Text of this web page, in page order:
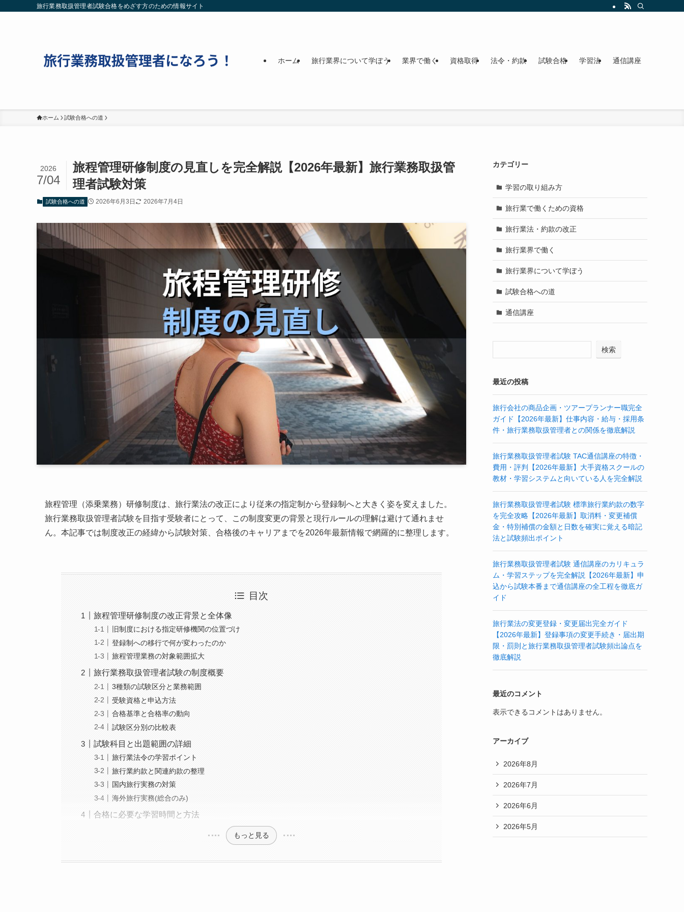
旅行業務取扱管理者試験合格をめざす方のための情報サイト
ホーム 旅行業界について学ぼう 業界で働く 資格取得 法令・約款 試験合格 学習法 通信講座
ホーム 試験合格への道
旅程管理研修制度の見直しを完全解説【2026年最新】旅行業務取扱管
理者試験対策
2026
7/04
試験合格への道 2026年6月3日 2026年7月4日
旅程管理（添乗業務）研修制度は、旅行業法の改正により従来の指定制から登録制へと大きく姿を変えました。
旅行業務取扱管理者試験を目指す受験者にとって、この制度変更の背景と現行ルールの理解は避けて通れませ
ん。本記事では制度改正の経緯から試験対策、合格後のキャリアまでを2026年最新情報で網羅的に整理します。
目次
旅程管理研修制度の改正背景と全体像
旧制度における指定研修機関の位置づけ
登録制への移行で何が変わったのか
旅程管理業務の対象範囲拡大
旅行業務取扱管理者試験の制度概要
3種類の試験区分と業務範囲
受験資格と申込方法
合格基準と合格率の動向
試験区分別の比較表
試験科目と出題範囲の詳細
旅行業法令の学習ポイント
旅行業約款と関連約款の整理
国内旅行実務の対策
海外旅行実務(総合のみ)
合格に必要な学習時間と方法
もっと見る
カテゴリー
学習の取り組み方
旅行業で働くための資格
旅行業法・約款の改正
旅行業界で働く
旅行業界について学ぼう
試験合格への道
通信講座
検索
最近の投稿
旅行会社の商品企画・ツアープランナー職完全
ガイド【2026年最新】仕事内容・給与・採用条
件・旅行業務取扱管理者との関係を徹底解説
旅行業務取扱管理者試験 TAC通信講座の特徴・
費用・評判【2026年最新】大手資格スクールの
教材・学習システムと向いている人を完全解説
旅行業務取扱管理者試験 標準旅行業約款の数字
を完全攻略【2026年最新】取消料・変更補償
金・特別補償の金額と日数を確実に覚える暗記
法と試験頻出ポイント
旅行業務取扱管理者試験 通信講座のカリキュラ
ム・学習ステップを完全解説【2026年最新】申
込から試験本番まで通信講座の全工程を徹底ガ
イド
旅行業法の変更登録・変更届出完全ガイド
【2026年最新】登録事項の変更手続き・届出期
限・罰則と旅行業務取扱管理者試験頻出論点を
徹底解説
最近のコメント
表示できるコメントはありません。
アーカイブ
2026年8月
2026年7月
2026年6月
2026年5月